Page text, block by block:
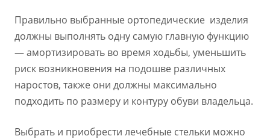
Правильно выбранные ортопедические изделия
должны выполнять одну самую главную функцию
— амортизировать во время ходьбы, уменьшить
риск возникновения на подошве различных
наростов, также они должны максимально
подходить по размеру и контуру обуви владельца.
Выбрать и приобрести лечебные стельки можно